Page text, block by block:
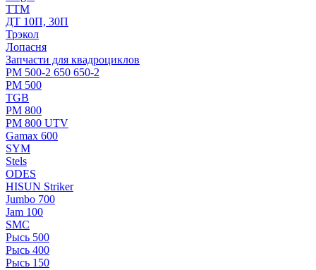
ТТМ
ДТ 10П, 30П
Трэкол
Лопасня
Запчасти для квадроциклов
РМ 500-2 650 650-2
РМ 500
TGB
РМ 800
РМ 800 UTV
Gamax 600
SYM
Stels
ОDЕS
HISUN Striker
Jumbo 700
Jam 100
SMC
Рысь 500
Рысь 400
Рысь 150